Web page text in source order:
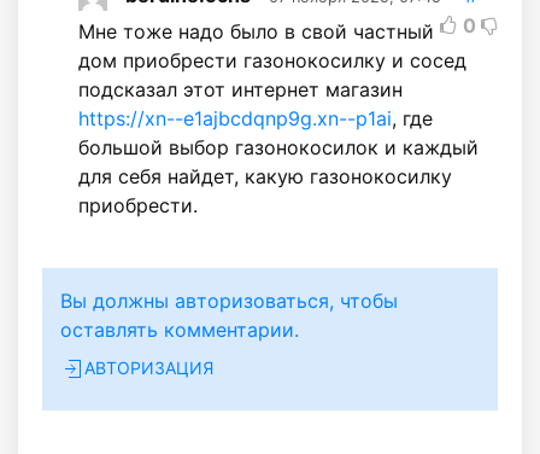
0
Мне тоже надо было в свой частный
дом приобрести газонокосилку и сосед
подсказал этот интернет магазин
https://xn--e1ajbcdqnp9g.xn--p1ai, где
большой выбор газонокосилок и каждый
для себя найдет, какую газонокосилку
приобрести.
Вы должны авторизоваться, чтобы
оставлять комментарии.
АВТОРИЗАЦИЯ